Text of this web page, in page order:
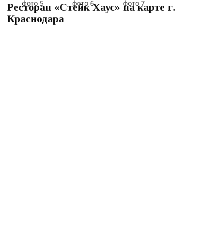
Ресторан «Стейк Хаус» на карте г.
Краснодара